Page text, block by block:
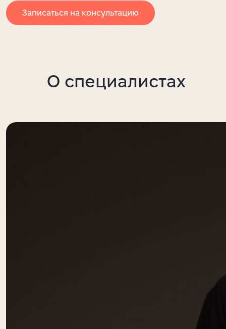
Записаться на консультацию
О специалистах